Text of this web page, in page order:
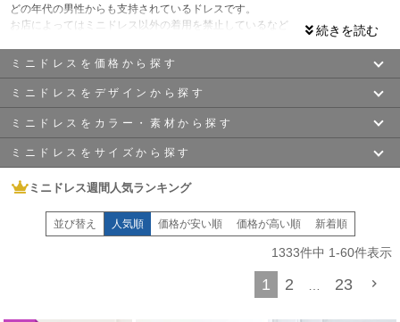
どの年代の男性からも支持されているドレスです。
お店によってはミニドレス以外の着用を禁止しているなど
キャバ嬢さんにとっては必需品となるドレス!
タイトドレス
でセクシーに、 フレアドレス
色々な雰囲気を作ることが出来ます。
どんなドレスが似合うか分からないという方や
いつもとは違うドレスに挑戦したいという方でも
“手の届くPRICEで可愛い”がモットーのmyMinetteだから
気兼ねなく挑戦出来ちゃいます!
口コミで高評価をいただいている可愛すぎるキャバドレスばかりだから
あなたにぴったりのミニドレスが見つかるはず！
ミニドレスと一言で言ってもたくさんの種類があります。
あなたの強みを活かせるドレスや
5月・6月の初夏シーズンに向けて、myMinetteでは、涼しげな肌魅せが叶うオ
ミニドレスを価格から探す
〜￥6,000
〜￥10,000
ミニドレスをデザインから探す
ALL ミニドレス一覧 タイトミニ
フレアミニ
ジップドレス
ミニドレスをカラー・素材から探す
ネイビー ベージュ
イエロー
ミニドレスをサイズから探す
XSサイズ
Mサイズ Lサイズ
XXLサイズ
ミニドレス週間人気ランキング
並び替え 人気順 価格が安い順 価格が高い順 新着順
1333件中 1-60件表示
1 2 … 23